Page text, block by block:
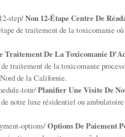
step/Non 12-Étape Centre De
de traitement de la toxicomanie où
Traitement De La Toxicomanie
traitement de la toxicomanie
de la Californie.
tour/Planifier Une Visite De
notre luxe résidentiel ou
options/Options De Paiement